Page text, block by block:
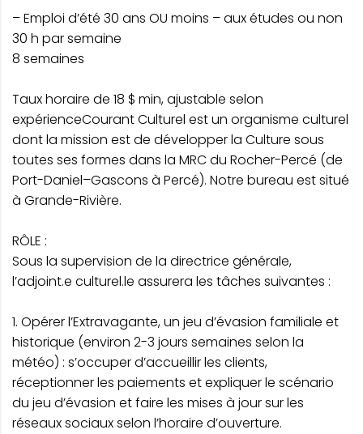
– Emploi d’été 30 ans OU moins – aux études ou non
30 h par semaine
8 semaines
Taux horaire de 18 $ min, ajustable selon
expérienceCourant Culturel est un organisme culturel
dont la mission est de développer la Culture sous
toutes ses formes dans la MRC du Rocher-Percé (de
Port-Daniel–Gascons à Percé). Notre bureau est situé
à Grande-Rivière.
RÔLE :
Sous la supervision de la directrice générale,
l’adjoint.e culturel.le assurera les tâches suivantes :
1. Opérer l’Extravagante, un jeu d’évasion familiale et
historique (environ 2-3 jours semaines selon la
météo) : s’occuper d’accueillir les clients,
réceptionner les paiements et expliquer le scénario
du jeu d’évasion et faire les mises à jour sur les
réseaux sociaux selon l’horaire d’ouverture.